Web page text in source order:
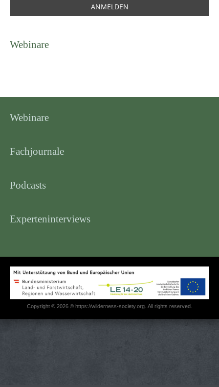
Webinare
Webinare
Fachjournale
Podcasts
Experteninterviews
Copyright © 2026 © https://wilderness-society.org. All rights reserved.